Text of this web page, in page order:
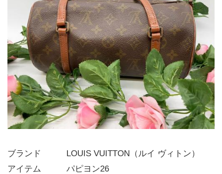
ブランド   LOUIS VUITTON（ルイ ヴィトン）
アイテム   パピヨン26